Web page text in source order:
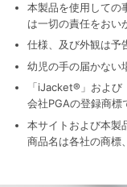
本製品を使用しての
は一切の責任をおい
仕様、及び外観は予
幼児の手の届かない
「iJacket®」およ
会社PGAの登録商標
本サイトおよび本製
商品名は各社の商標